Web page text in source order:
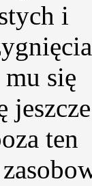
i
się
jeszcze
ten